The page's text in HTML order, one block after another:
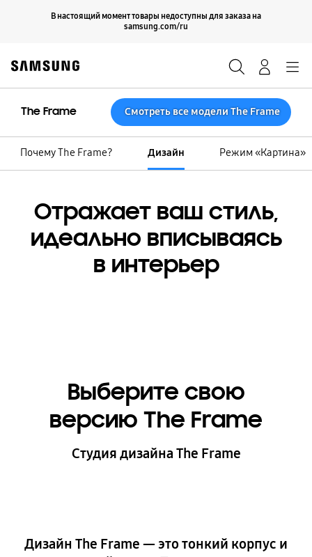
В настоящий момент товары недоступны для заказа на
samsung.com/ru
Продолжить
The Frame Смотреть все модели The Frame
Почему The Frame? Дизайн Режим «Картина»
Отражает ваш стиль,
идеально вписываясь
в интерьер
Выберите свою
версию The Frame
Студия дизайна The Frame
Выбрать размер Выбрать рамку
Выбрать стиль
Дизайн The Frame — это тонкий корпус и